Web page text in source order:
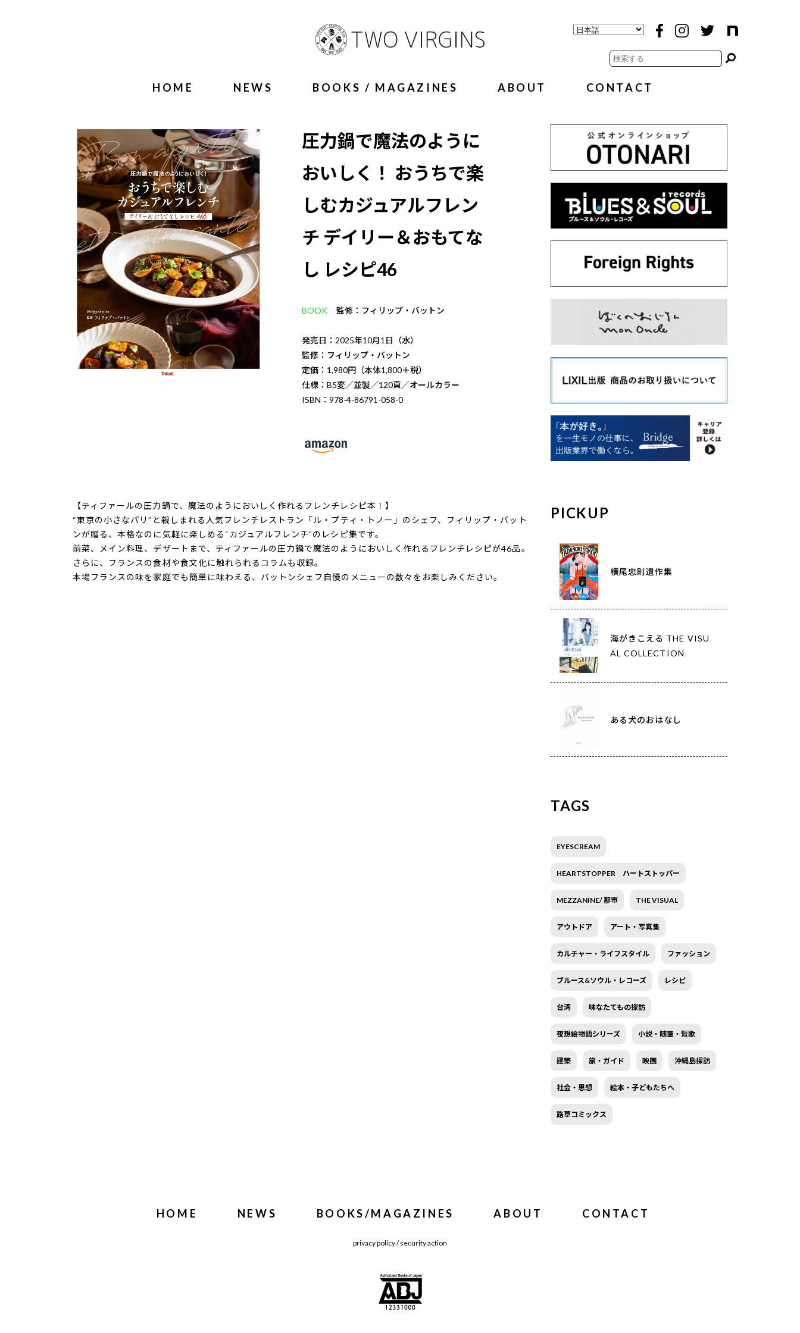
HOME NEWS BOOKS / MAGAZINES ABOUT CONTACT
圧力鍋で魔法のように
おいしく！ おうちで楽
しむカジュアルフレン
チ デイリー＆おもてな
し レシピ46
BOOK 監修：フィリップ・バットン
発売日：2025年10月1日（水）
監修：フィリップ・バットン
定価：1,980円（本体1,800＋税）
仕様：B5変／並製／120頁／オールカラー
ISBN：978-4-86791-058-0
【ティファールの圧力鍋で、魔法のようにおいしく作れるフレンチレシピ本！】
“東京の小さなパリ”と親しまれる人気フレンチレストラン「ル・プティ・トノー」のシェフ、フィリップ・バット
ンが贈る、本格なのに気軽に楽しめる“カジュアルフレンチ”のレシピ集です。
前菜、メイン料理、デザートまで、ティファールの圧力鍋で魔法のようにおいしく作れるフレンチレシピが46品。
さらに、フランスの食材や食文化に触れられるコラムも収録。
本場フランスの味を家庭でも簡単に味わえる、バットンシェフ自慢のメニューの数々をお楽しみください。
PICKUP
横尾忠則遺作集
海がきこえる THE VISU
AL COLLECTION
ある犬のおはなし
TAGS
EYESCREAM
HEARTSTOPPER ハートストッパー
MEZZANINE/ 都市 THE VISUAL
アウトドア アート・写真集
カルチャー・ライフスタイル ファッション
ブルース&ソウル・レコーズ レシピ
台湾 味なたてもの探訪
夜想絵物語シリーズ 小説・随筆・短歌
建築 旅・ガイド 映画 沖縄島探訪
社会・思想 絵本・子どもたちへ
路草コミックス
HOME NEWS BOOKS/MAGAZINES ABOUT CONTACT
privacy policy/security action